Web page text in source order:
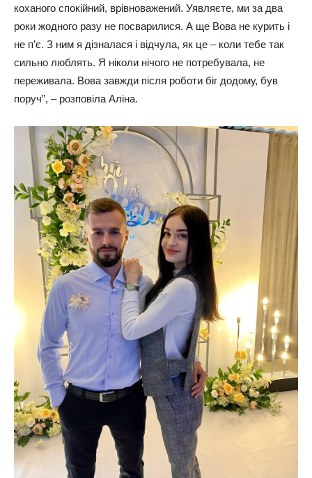
коханого спокійний, врівноважений. Уявляєте, ми за два
роки жодного разу не посварилися. А ще Вова не курить і
не п’є. З ним я дізналася і відчула, як це – коли тебе так
сильно люблять. Я ніколи нічого не потребувала, не
переживала. Вова завжди після роботи біг додому, був
поруч”, – розповіла Аліна.